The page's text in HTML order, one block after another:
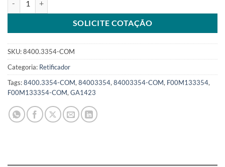
SOLICITE COTAÇÃO
SKU:8400.3354-COM
Categoria: Retificador
Tags:8400.3354-COM, 84003354, 84003354-COM, F00M133354,
F00M133354-COM, GA1423